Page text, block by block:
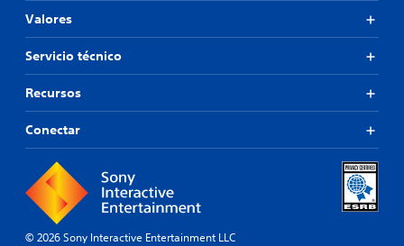
Valores
Servicio técnico
Recursos
Conectar
© 2026 Sony Interactive Entertainment LLC